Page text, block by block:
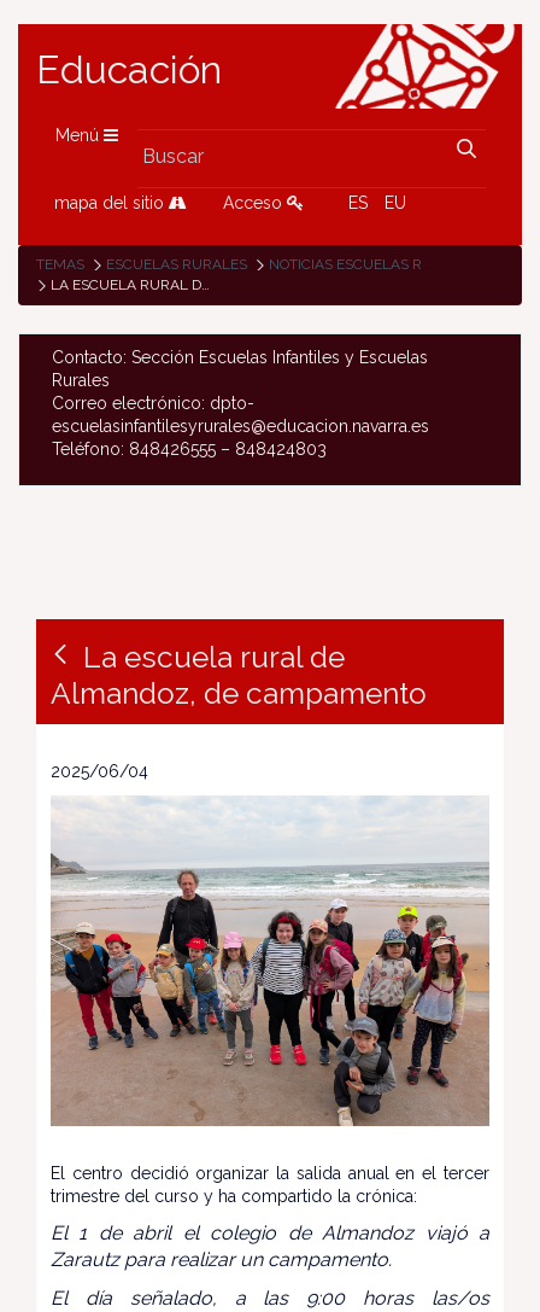
Educación
Menú
mapa del sitio Acceso ES EU
TEMAS ESCUELAS RURALES
NOTICIAS ESCUELAS RURALES
LA ESCUELA RURAL DE ALMANDOZ, DE CAMPAMENTO
Contacto: Sección Escuelas Infantiles y Escuelas
Rurales
Correo electrónico: dpto-
escuelasinfantilesyrurales@educacion.navarra.es
Teléfono: 848426555 – 848424803
La escuela rural de
Almandoz, de campamento
2025/06/04
El centro decidió organizar la salida anual en el tercer
trimestre del curso y ha compartido la crónica:
El 1 de abril el colegio de Almandoz viajó a
Zarautz para realizar un campamento.
El día señalado, a las 9:00 horas las/os